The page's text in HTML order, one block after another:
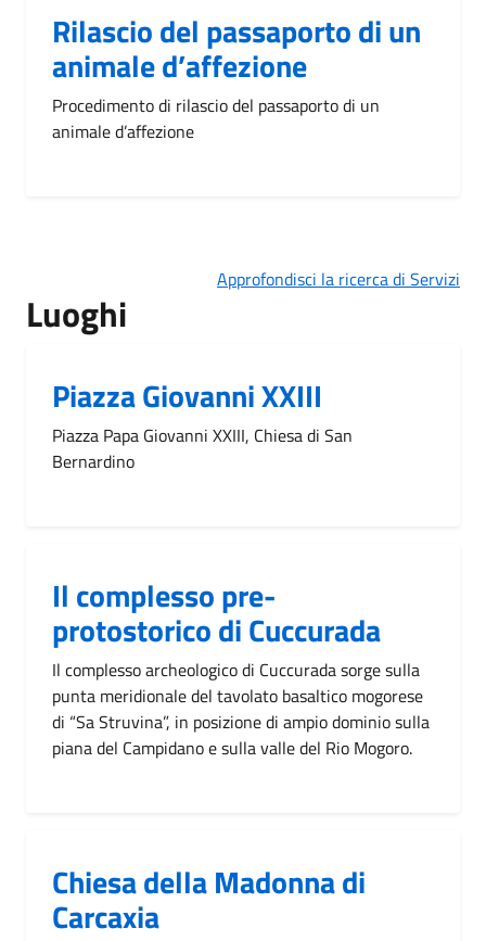
Rilascio del passaporto di un
animale d’affezione
Procedimento di rilascio del passaporto di un
animale d’affezione
Approfondisci la ricerca di Servizi
Luoghi
Piazza Giovanni XXIII
Piazza Papa Giovanni XXIII, Chiesa di San
Bernardino
Il complesso pre-
protostorico di Cuccurada
Il complesso archeologico di Cuccurada sorge sulla
punta meridionale del tavolato basaltico mogorese
di “Sa Struvina”, in posizione di ampio dominio sulla
piana del Campidano e sulla valle del Rio Mogoro.
Chiesa della Madonna di
Carcaxia